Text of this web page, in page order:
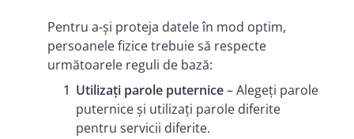
Pentru a-și proteja datele în mod optim,
persoanele fizice trebuie să respecte
următoarele reguli de bază:
Utilizați parole puternice– Alegeți parole
puternice și utilizați parole diferite
pentru servicii diferite.